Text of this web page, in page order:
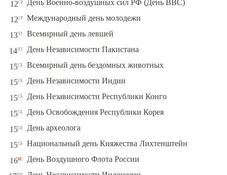
12ср День Военно-воздушных сил РФ (День ВВС)
12ср Международный день молодежи
13чт Всемирный день левшей
14пт День Независимости Пакистана
15сб Всемирный день бездомных животных
15сб День Независимости Индии
15сб День Независимости Республики Конго
15сб День Освобождения Республики Корея
15сб День археолога
15сб Национальный день Княжества Лихтенштейн
16вс День Воздушного Флота России